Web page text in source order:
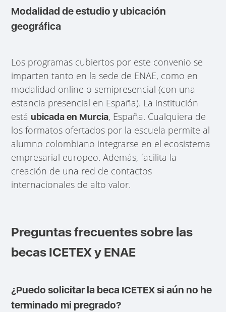
Modalidad de estudio y ubicación
geográfica
Los programas cubiertos por este convenio se
imparten tanto en la sede de ENAE, como en
modalidad online o semipresencial (con una
estancia presencial en España). La institución
estáubicada en Murcia, España. Cualquiera de
los formatos ofertados por la escuela permite al
alumno colombiano integrarse en el ecosistema
empresarial europeo. Además, facilita la
creación de una red de contactos
internacionales de alto valor.
Preguntas frecuentes sobre las
becas ICETEX y ENAE
¿Puedo solicitar la beca ICETEX si aún no he
terminado mi pregrado?